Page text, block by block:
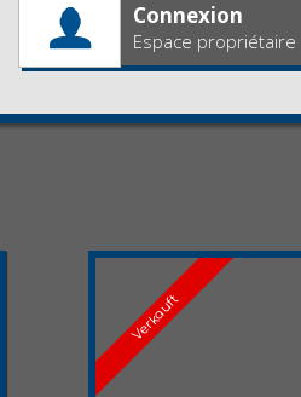
Connexion
Espace propriétaire
Verkauft